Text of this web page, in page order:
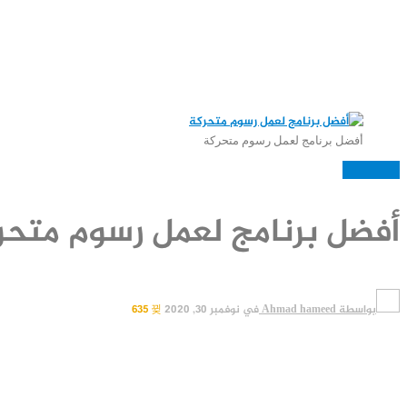
أفضل برنامج لعمل رسوم متحركة
أفضل برنامج لعمل رسوم
بواسطةAhmad hameedفي نوفمبر 30, 2020